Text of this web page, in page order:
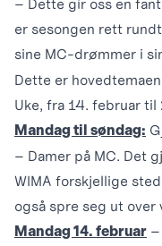
er sesongen rett
sine MC-drømmer i
Dette er
Uke, fra 14. februar
Mandag til søndag:
– Damer på MC. Det
WIMA forskjellige
også spre seg ut over
Mandag 14. februar